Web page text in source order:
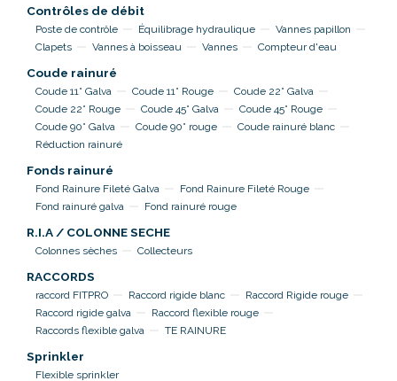
Contrôles de débit
Poste de contrôle Équilibrage hydraulique
Vannes papillon
Clapets
Vannes à boisseau Vannes Compteur d'eau
Coude rainuré
Coude 11° Galva Coude 11° Rouge
Coude 22° Galva
Coude 22° Rouge
Coude 45° Galva
Coude 45° Rouge
Coude 90° Galva
Coude 90° rouge
Coude rainuré blanc
Réduction rainuré
Fonds rainuré
Fond Rainure Fileté Galva
Fond Rainure Fileté Rouge
Fond rainuré galva
Fond rainuré rouge
R.I.A / COLONNE SECHE
Colonnes sèches Collecteurs
RACCORDS
raccord FITPRO Raccord rigide blanc
Raccord Rigide rouge
Raccord rigide galva
Raccord flexible rouge
Raccords flexible galva
TE RAINURE
Sprinkler
Flexible sprinkler